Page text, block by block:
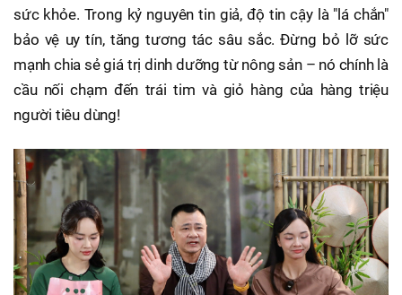
sức khỏe. Trong kỷ nguyên tin giả, độ tin cậy là "lá chắn"
bảo vệ uy tín, tăng tương tác sâu sắc. Đừng bỏ lỡ sức
mạnh chia sẻ giá trị dinh dưỡng từ nông sản – nó chính là
cầu nối chạm đến trái tim và giỏ hàng của hàng triệu
người tiêu dùng!